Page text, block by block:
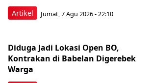
Artikel Jumat, 7 Agu 2026 - 22:10
Diduga Jadi Lokasi Open BO,
Kontrakan di Babelan Digerebek
Warga